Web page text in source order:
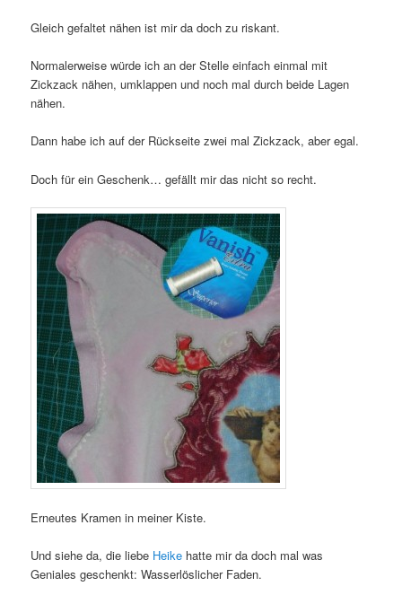
Gleich gefaltet nähen ist mir da doch zu riskant.
Normalerweise würde ich an der Stelle einfach einmal mit
Zickzack nähen, umklappen und noch mal durch beide Lagen
nähen.
Dann habe ich auf der Rückseite zwei mal Zickzack, aber egal.
Doch für ein Geschenk… gefällt mir das nicht so recht.
Erneutes Kramen in meiner Kiste.
Und siehe da, die liebe Heike hatte mir da doch mal was
Geniales geschenkt: Wasserlöslicher Faden.